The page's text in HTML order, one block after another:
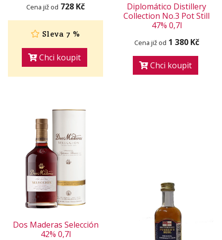
Cena již od 728 Kč
Sleva 7 %
Chci koupit
Diplomático Distillery
Collection No.3 Pot Still
47% 0,7l
Cena již od 1 380 Kč
Chci koupit
Dos Maderas Selección
42% 0,7l